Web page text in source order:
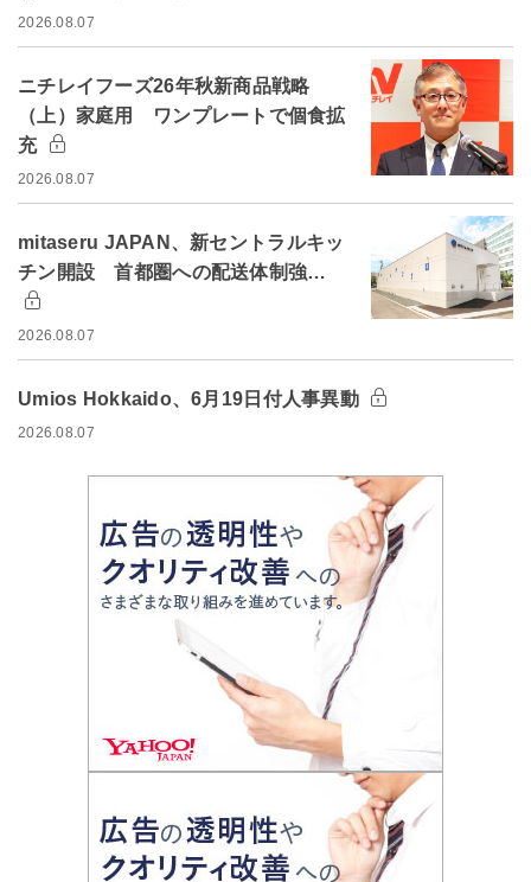
2026.08.07
ニチレイフーズ26年秋新商品戦略
（上）家庭用 ワンプレートで個食拡
充
2026.08.07
mitaseru JAPAN、新セントラルキッ
チン開設 首都圏への配送体制強…
2026.08.07
Umios Hokkaido、6月19日付人事異動
2026.08.07